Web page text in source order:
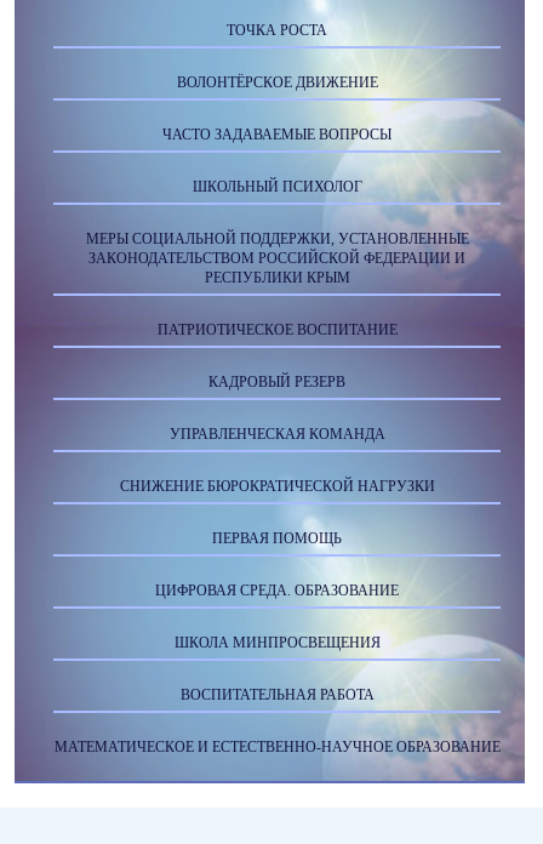
ТОЧКА РОСТА
ВОЛОНТЁРСКОЕ ДВИЖЕНИЕ
ЧАСТО ЗАДАВАЕМЫЕ ВОПРОСЫ
ШКОЛЬНЫЙ ПСИХОЛОГ
МЕРЫ СОЦИАЛЬНОЙ ПОДДЕРЖКИ, УСТАНОВЛЕННЫЕ
ЗАКОНОДАТЕЛЬСТВОМ РОССИЙСКОЙ ФЕДЕРАЦИИ И
РЕСПУБЛИКИ КРЫМ
ПАТРИОТИЧЕСКОЕ ВОСПИТАНИЕ
КАДРОВЫЙ РЕЗЕРВ
УПРАВЛЕНЧЕСКАЯ КОМАНДА
СНИЖЕНИЕ БЮРОКРАТИЧЕСКОЙ НАГРУЗКИ
ПЕРВАЯ ПОМОЩЬ
ЦИФРОВАЯ СРЕДА. ОБРАЗОВАНИЕ
ШКОЛА МИНПРОСВЕЩЕНИЯ
ВОСПИТАТЕЛЬНАЯ РАБОТА
МАТЕМАТИЧЕСКОЕ И ЕСТЕСТВЕННО-НАУЧНОЕ ОБРАЗОВАНИЕ